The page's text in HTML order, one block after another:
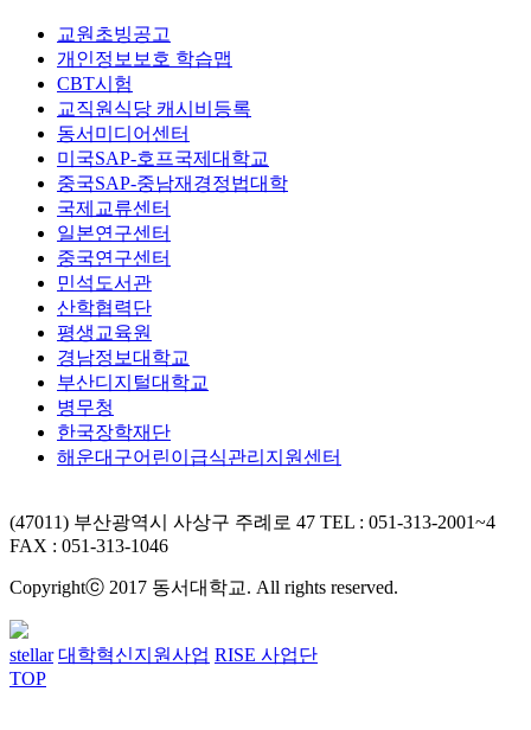
교원초빙공고
개인정보보호 학습맵
CBT시험
교직원식당 캐시비등록
동서미디어센터
미국SAP-호프국제대학교
중국SAP-중남재경정법대학
국제교류센터
일본연구센터
중국연구센터
민석도서관
산학협력단
평생교육원
경남정보대학교
부산디지털대학교
병무청
한국장학재단
해운대구어린이급식관리지원센터
(47011) 부산광역시 사상구 주례로 47 TEL : 051-313-2001~4
FAX : 051-313-1046
Copyrightⓒ 2017 동서대학교. All rights reserved.
stellar 대학혁신지원사업 RISE 사업단
TOP